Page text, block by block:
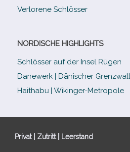
Verlorene Schlösser
NORDISCHE HIGHLIGHTS
Schlösser auf der Insel Rügen
Danewerk | Dänischer Grenzwall
Haithabu | Wikinger-Metropole
Privat | Zutritt | Leerstand